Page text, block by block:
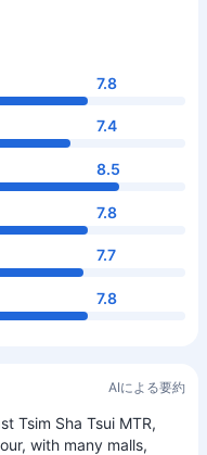
7.8
7.4
8.5
7.8
7.7
7.8
AIによる要約
Tsim Sha Tsui MTR,
with many malls,